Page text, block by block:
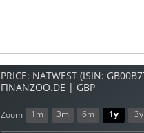
PRICE: NATWEST (ISIN:
FINANZOO.DE | GBP
Zoom 1m 3m 6m 1y 3y